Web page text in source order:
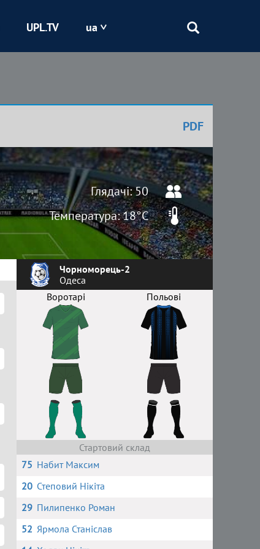
Кривбас
Шахтар
UPL.TV ua
PDF
Глядачі: 50
Температура: 18°C
Чорноморець-2
Одеса
Воротарі
Польові
Стартовий склад
75 Набит Максим
20 Степовий Нікіта
29 Пилипенко Роман
52 Ярмола Станіслав